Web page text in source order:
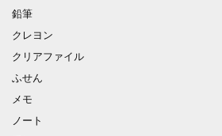
鉛筆
クレヨン
クリアファイル
ふせん
メモ
ノート